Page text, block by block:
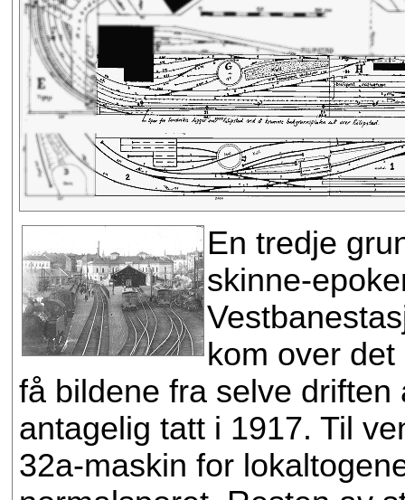
En tredje
skinne-
kom over
få bildene fra selve
antagelig tatt i 1917. Til
32a-maskin for